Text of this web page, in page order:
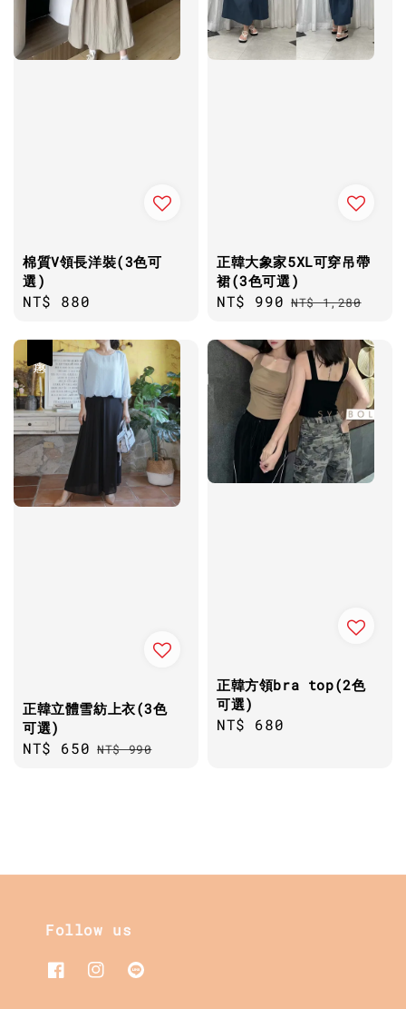
棉質V領長洋裝(3色可
選)
Regular
NT$ 880
正韓大象家5XL可穿吊帶
裙(3色可選)
Sale
NT$ 990 Regular
NT$ 1,280
正韓立體雪紡上衣(3色
可選)
Sale
NT$ 650 Regular
NT$ 990
正韓方領bra top(2色
可選)
Regular
NT$ 680
Follow us